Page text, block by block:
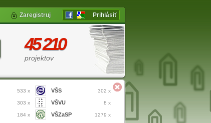
Zaregistruj Prihlásiť
45 210
projektov
533 x
303 x
184 x
VŠS 302 x
VŠVU 8 x
VŠZaSP 1279 x